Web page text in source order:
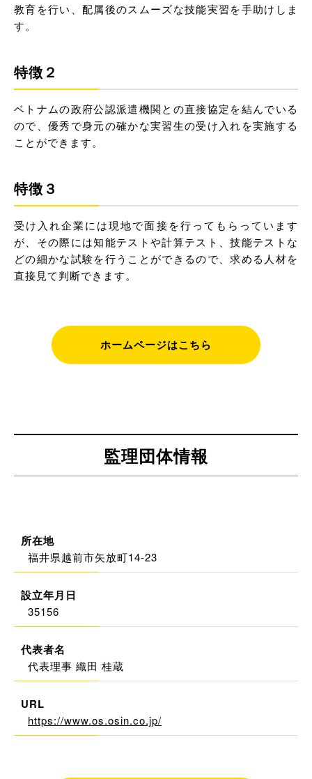
教育を行い、配属後のスムーズな技能実習を手助けしま
す。
特徴２
ベトナムの政府公認派遣機関との直接協定を結んでいる
ので、優秀で身元の確かな実習生の受け入れを実施する
ことができます。
特徴３
受け入れ企業には現地で面接を行ってもらっています
が、その際には知能テストや計算テスト、技能テストな
どの細かな試験を行うことができるので、求める人材を
直接見て判断できます。
ホームページはこちら
監理団体情報
所在地
福井県越前市矢放町14-23
設立年月日
35156
代表者名
代表理事 織田 桂蔵
URL
https://www.os.osin.co.jp/